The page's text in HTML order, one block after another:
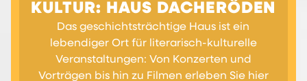
KULTUR: HAUS DACHERÖDEN
Das geschichtsträchtige Haus ist ein
lebendiger Ort für literarisch-kulturelle
Veranstaltungen: Von Konzerten und
Vorträgen bis hin zu Filmen erleben Sie hier